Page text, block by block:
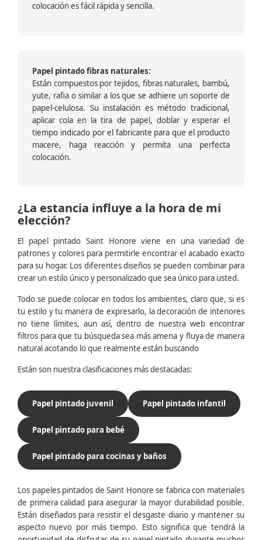
colocación es fácil rápida y sencilla.
Papel pintado fibras naturales:
Están compuestos por tejidos, fibras naturales, bambú,
yute, rafia o similar a los que se adhiere un soporte de
papel-celulosa. Su instalación es método tradicional,
aplicar cola en la tira de papel, doblar y esperar el
tiempo indicado por el fabricante para que el producto
macere, haga reacción y permita una perfecta
colocación.
¿La estancia influye a la hora de mi
elección?
El papel pintado Saint Honore viene en una variedad de
patrones y colores para permitirle encontrar el acabado exacto
para su hogar. Los diferentes diseños se pueden combinar para
crear un estilo único y personalizado que sea único para usted.
Todo se puede colocar en todos los ambientes, claro que, si es
tu estilo y tu manera de expresarlo, la decoración de interiores
no tiene límites, aun así, dentro de nuestra web encontrar
filtros para que tu búsqueda sea más amena y fluya de manera
natural acotando lo que realmente están buscando
Están son nuestra clasificaciones más destacadas:
Papel pintado juvenil Papel pintado infantil
Papel pintado para bebé
Papel pintado para cocinas y baños
Los papeles pintados de Saint Honore se fabrica con materiales
de primera calidad para asegurar la mayor durabilidad posible.
Están diseñados para resistir el desgaste diario y mantener su
aspecto nuevo por más tiempo. Esto significa que tendrá la